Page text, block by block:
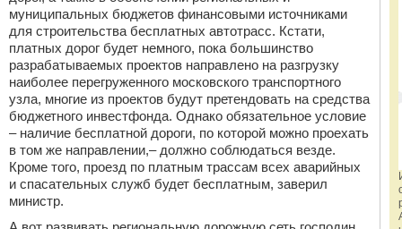
муниципальных бюджетов финансовыми источниками
для строительства бесплатных автотрасс. Кстати,
платных дорог будет немного, пока большинство
разрабатываемых проектов направлено на разгрузку
наиболее перегруженного московского транспортного
узла, многие из проектов будут претендовать на средства
бюджетного инвестфонда. Однако обязательное условие
– наличие бесплатной дороги, по которой можно проехать
в том же направлении,– должно соблюдаться везде.
Кроме того, проезд по платным трассам всех аварийных
и спасательных служб будет бесплатным, заверил
министр.